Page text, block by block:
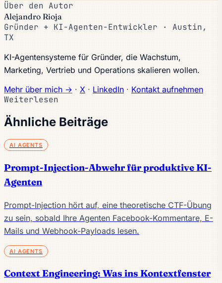
Über den Autor
Alejandro Rioja
Gründer + KI-Agenten-Entwickler · Austin,
TX
KI-Agentensysteme für Gründer, die Wachstum,
Marketing, Vertrieb und Operations skalieren wollen.
Mehr über mich → · X · LinkedIn · Kontakt aufnehmen
Weiterlesen
Ähnliche Beiträge
AI AGENTS
Prompt-Injection-Abwehr für produktive KI-
Agenten
Prompt-Injection hört auf, eine theoretische CTF-Übung
zu sein, sobald Ihre Agenten Facebook-Kommentare, E-
Mails und Webhook-Payloads lesen.
AI AGENTS
Context Engineering: Was ins Kontextfenster